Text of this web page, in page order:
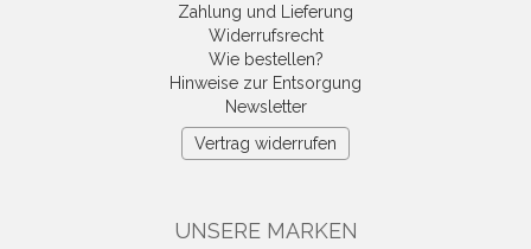
Zahlung und Lieferung
Widerrufsrecht
Wie bestellen?
Hinweise zur Entsorgung
Newsletter
Vertrag widerrufen
UNSERE MARKEN